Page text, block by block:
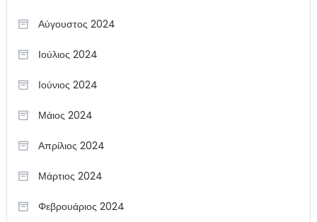
Αύγουστος 2024
Ιούλιος 2024
Ιούνιος 2024
Μάιος 2024
Απρίλιος 2024
Μάρτιος 2024
Φεβρουάριος 2024